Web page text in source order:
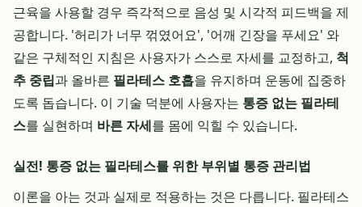
근육을 사용할 경우 즉각적으로 음성 및 시각적 피드백을 제
공합니다. '허리가 너무 꺾였어요', '어깨 긴장을 푸세요' 와
같은 구체적인 지침은 사용자가 스스로 자세를 교정하고, 척
추 중립과 올바른 필라테스 호흡을 유지하며 운동에 집중하
도록 돕습니다. 이 기술 덕분에 사용자는 통증 없는 필라테
스를 실현하며 바른 자세를 몸에 익힐 수 있습니다.
실전! 통증 없는 필라테스를 위한 부위별 통증 관리법
이론을 아는 것과 실제로 적용하는 것은 다릅니다. 필라테스